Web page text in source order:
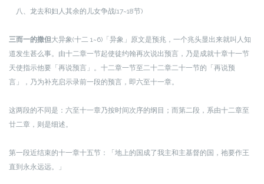
八、龙去和妇人其余的儿女争战(17~18节)
三而一的撒但大异象(十二 1~6) 「异象」原文是预兆，一个兆头显出来就叫人知
道发生甚么事。由十二章一节起使徒约翰再次说出预言，乃是成就十章十一节
天使指示他要「再说预言」。 十二章一节至二十二章二十一节的「再说预
言」，乃为补充启示录前一段的预言，即六至十一章。
这两段的不同是：六至十一章乃按时间次序的纲目；而第二段，系由十二章至
廿二章，则是细述。
第一段近结束的十一章十五节：「地上的国成了我主和主基督的国，祂要作王
直到永永远远。」